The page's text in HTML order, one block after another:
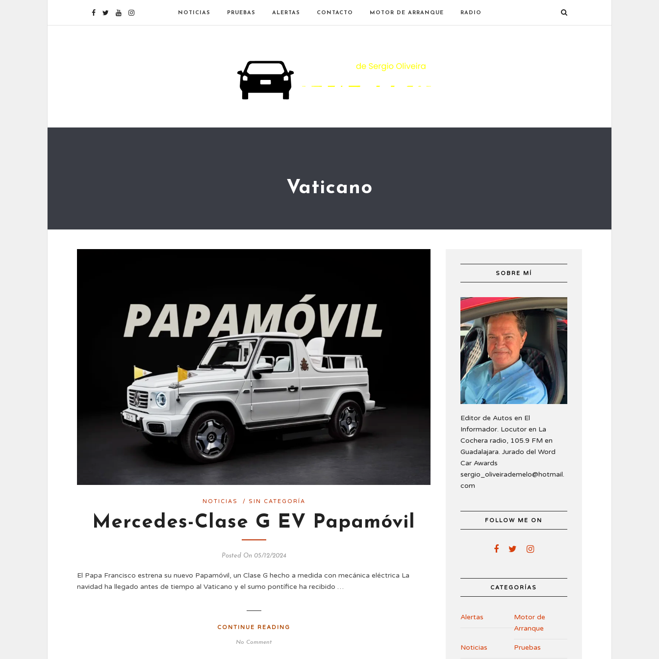
NOTICIAS PRUEBAS ALERTAS CONTACTO MOTOR DE ARRANQUE RADIO
Vaticano
NOTICIAS / SIN CATEGORÍA
Mercedes-Clase G EV Papamóvil
Posted On 05/12/2024
El Papa Francisco estrena su nuevo Papamóvil, un Clase G hecho a medida con mecánica eléctrica La
navidad ha llegado antes de tiempo al Vaticano y el sumo pontífice ha recibido …
CONTINUE READING
No Comment
SOBRE MÍ
Editor de Autos en El
Informador. Locutor en La
Cochera radio, 105.9 FM en
Guadalajara. Jurado del Word
Car Awards
sergio_oliveirademelo@hotmail.
com
FOLLOW ME ON
CATEGORÍAS
Alertas
Motor de
Arranque
Noticias Pruebas